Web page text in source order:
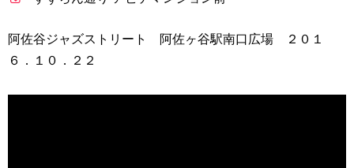
阿佐谷ジャズストリート 阿佐ヶ谷駅南口広場 ２０１
６．１０．２２